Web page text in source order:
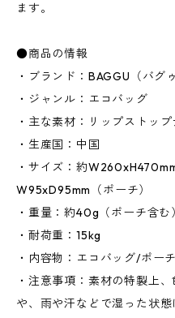
ます。
●商品の情報
・ブランド：BAGGU（バグ
・ジャンル：エコバッグ
・主な素材：リップストッ
・生産国：中国
・サイズ：約
W95xD95mm（ポーチ）
・重量：約40g（ポーチ含む
・耐荷重：15kg
・内容物：エコバッグ/ポーチ
・注意事項：素材の特製上
や、雨や汗などで湿った状